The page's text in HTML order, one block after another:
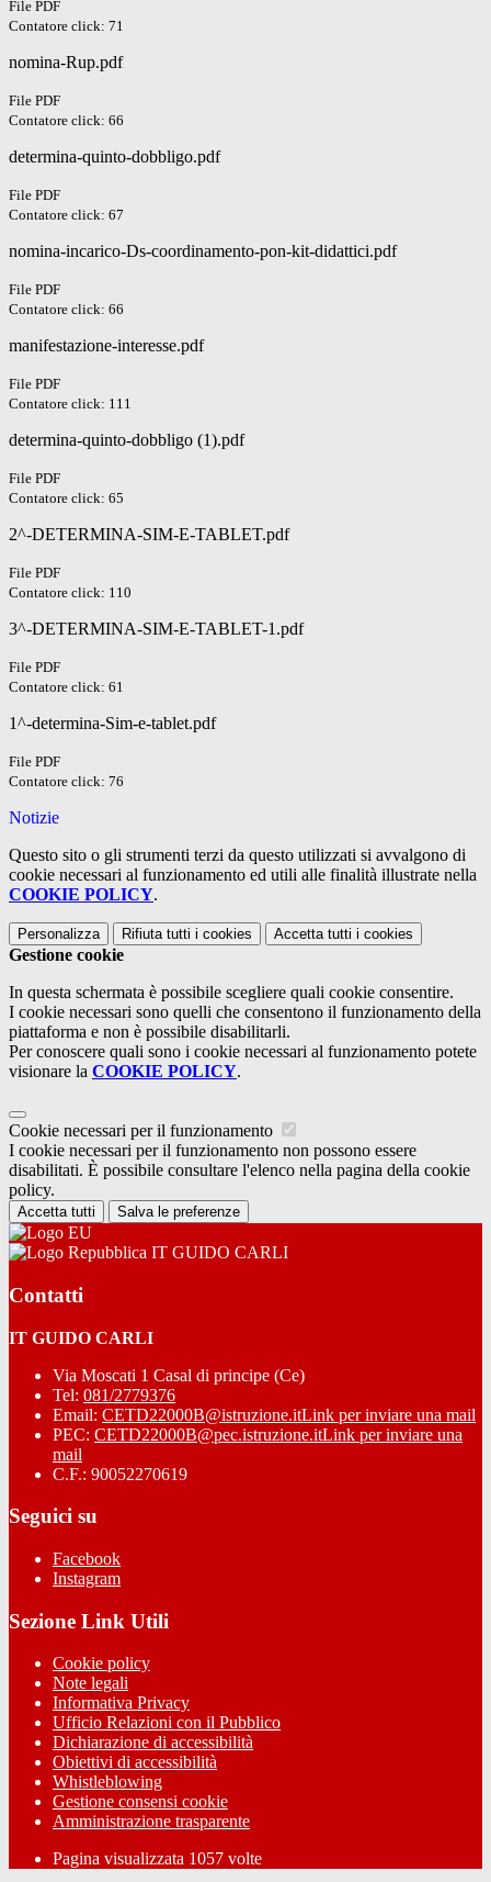
File PDF
Contatore click: 71
nomina-Rup.pdf
File PDF
Contatore click: 66
determina-quinto-dobbligo.pdf
File PDF
Contatore click: 67
nomina-incarico-Ds-coordinamento-pon-kit-didattici.pdf
File PDF
Contatore click: 66
manifestazione-interesse.pdf
File PDF
Contatore click: 111
determina-quinto-dobbligo (1).pdf
File PDF
Contatore click: 65
2^-DETERMINA-SIM-E-TABLET.pdf
File PDF
Contatore click: 110
3^-DETERMINA-SIM-E-TABLET-1.pdf
File PDF
Contatore click: 61
1^-determina-Sim-e-tablet.pdf
File PDF
Contatore click: 76
Notizie
Questo sito o gli strumenti terzi da questo utilizzati si avvalgono di
cookie necessari al funzionamento ed utili alle finalità illustrate nella
COOKIE POLICY.
Personalizza Rifiuta tutti i cookies Accetta tutti i cookies
Gestione cookie
In questa schermata è possibile scegliere quali cookie consentire.
I cookie necessari sono quelli che consentono il funzionamento della
piattaforma e non è possibile disabilitarli.
Per conoscere quali sono i cookie necessari al funzionamento potete
visionare la COOKIE POLICY.
Cookie necessari per il funzionamento
I cookie necessari per il funzionamento non possono essere
disabilitati. È possibile consultare l'elenco nella pagina della cookie
policy.
Accetta tutti Salva le preferenze
IT GUIDO CARLI
Contatti
IT GUIDO CARLI
Via Moscati 1 Casal di principe (Ce)
Tel: 081/2779376
Email: CETD22000B@istruzione.itLink per inviare una mail
PEC: CETD22000B@pec.istruzione.itLink per inviare una
mail
C.F.: 90052270619
Seguici su
Facebook
Instagram
Sezione Link Utili
Cookie policy
Note legali
Informativa Privacy
Ufficio Relazioni con il Pubblico
Dichiarazione di accessibilità
Obiettivi di accessibilità
Whistleblowing
Gestione consensi cookie
Amministrazione trasparente
Pagina visualizzata 1057 volte